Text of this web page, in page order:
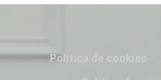
Política de cookies